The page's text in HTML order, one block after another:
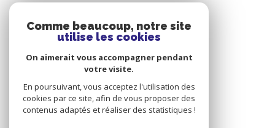
Nous suivre
Comme beaucoup, notre site
utilise les cookies
On aimerait vous accompagner pendant
votre visite.
En poursuivant, vous acceptez l'utilisation des
cookies par ce site, afin de vous proposer des
contenus adaptés et réaliser des statistiques !